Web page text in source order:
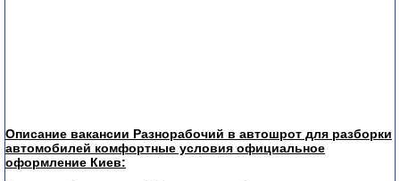
Описание вакансии Разнорабочий в автошрот для разборки
автомобилей комфортные условия официальное
оформление Киев: